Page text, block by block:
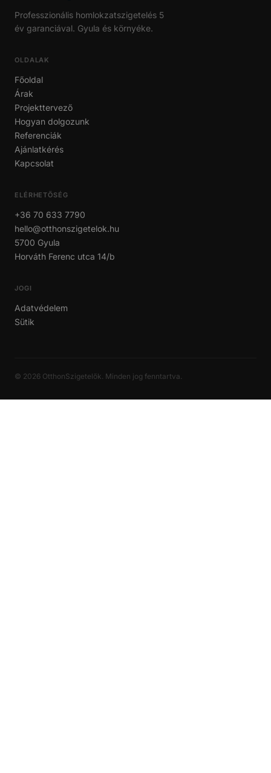
Professzionális homlokzatszigetelés 5
év garanciával. Gyula és környéke.
OLDALAK
Főoldal
Árak
Projekttervező
Hogyan dolgozunk
Referenciák
Ajánlatkérés
Kapcsolat
ELÉRHETŐSÉG
+36 70 633 7790
hello@otthonszigetelok.hu
5700 Gyula
Horváth Ferenc utca 14/b
JOGI
Adatvédelem
Sütik
© 2026 OtthonSzigetelők. Minden jog fenntartva.